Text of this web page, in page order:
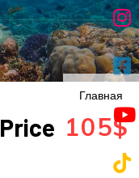
Главная
Price 105$